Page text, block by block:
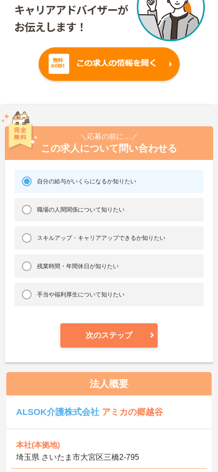
＼応募の前に…／
この求人について問い合わせる
自分の給与がいくらになるか知りたい
職場の人間関係について知りたい
スキルアップ・キャリアアップできるか知りたい
残業時間・年間休日が知りたい
手当や福利厚生について知りたい
次のステップ
法人概要
ALSOK介護株式会社 アミカの郷越谷
本社(本拠地)
埼玉県 さいたま市大宮区三橋2-795